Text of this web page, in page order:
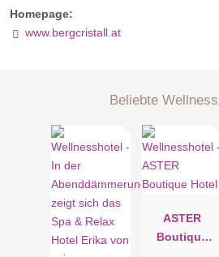
Homepage:
www.bergcristall.at
Beliebte
ASTER
Boutique